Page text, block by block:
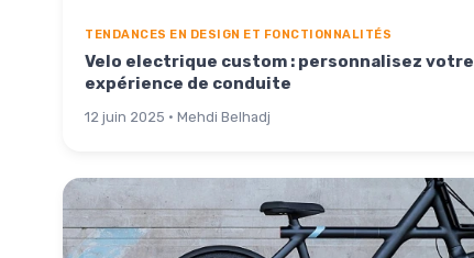
TENDANCES EN DESIGN ET FONCTIONNALITÉS
Velo electrique custom : personnalisez votre
expérience de conduite
12 juin 2025 · Mehdi Belhadj